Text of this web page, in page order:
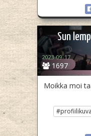
Sun
1697
2023-09-17
Moikka moi
#profiilikuva